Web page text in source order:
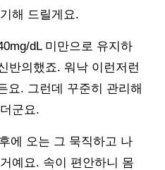
해 드릴게요.
dL 미만으로 유지하
반의했죠. 워낙 이런저런
요. 그런데 꾸준히 관리해
군요.
에 오는 그 묵직하고 나
예요. 속이 편안하니 몸